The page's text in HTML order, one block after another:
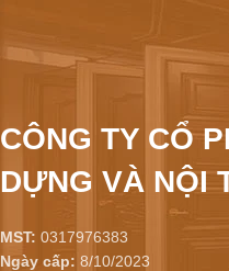
CÔNG TY CỔ
DỰNG VÀ NỘI
MST: 0317976383
Ngày cấp: 8/10/2023